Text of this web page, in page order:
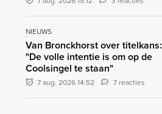
NIEUWS
Van Bronckhorst over titelkans:
"De volle intentie is om op de
Coolsingel te staan"
7 aug. 2026 14:52 7 reacties